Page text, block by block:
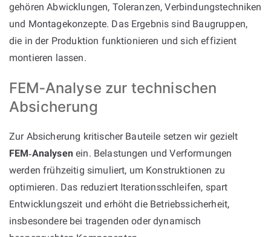
gehören Abwicklungen, Toleranzen, Verbindungstechniken
und Montagekonzepte. Das Ergebnis sind Baugruppen,
die in der Produktion funktionieren und sich effizient
montieren lassen.
FEM‑Analyse zur technischen
Absicherung
Zur Absicherung kritischer Bauteile setzen wir gezielt
FEM‑Analysenein. Belastungen und Verformungen
werden frühzeitig simuliert, um Konstruktionen zu
optimieren. Das reduziert Iterationsschleifen, spart
Entwicklungszeit und erhöht die Betriebssicherheit,
insbesondere bei tragenden oder dynamisch